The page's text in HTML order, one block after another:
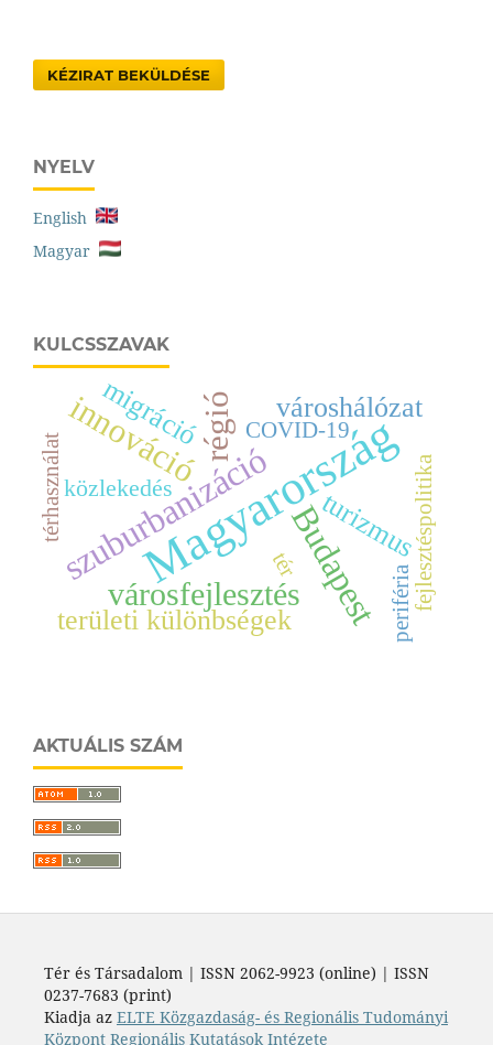
KÉZIRAT BEKÜLDÉSE
NYELV
English
Magyar
KULCSSZAVAK
Magyarország
Budapest
szuburbanizáció
innovációrégió
városfejlesztés
városhálózat
területi különbségek
migráció
turizmus
közlekedés
COVID-19
térhasználat
tér perifériafejlesztéspolitika
AKTUÁLIS SZÁM
Tér és Társadalom | ISSN 2062-9923 (online) | ISSN
0237-7683 (print)
Kiadja az ELTE Közgazdaság- és Regionális Tudományi
Központ Regionális Kutatások Intézete